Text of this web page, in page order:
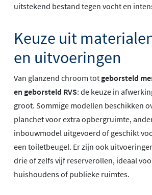
uitstekend bestand tegen vocht en
Keuze uit
en uitvoeringen
Van glanzend chroom tot geborsteld
en geborsteld RVS: de keuze in
groot. Sommige modellen beschikken
planchet voor extra opbergruimte,
inbouwmodel uitgevoerd of geschikt
een toiletbeugel. Er zijn ook
drie of zelfs vijf reserverollen, ideaal
huishoudens of publieke ruimtes.